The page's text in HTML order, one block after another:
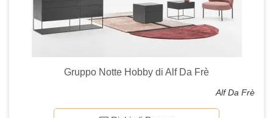
Gruppo Notte Hobby di Alf Da Frè
Alf Da Frè